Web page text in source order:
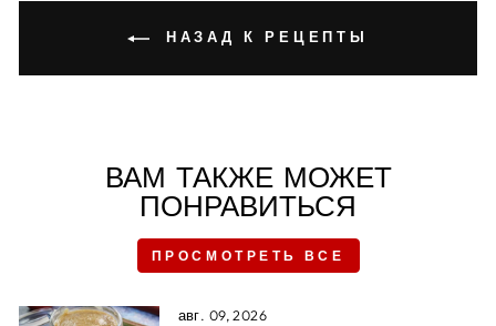
НАЗАД К РЕЦЕПТЫ
ВАМ ТАКЖЕ МОЖЕТ
ПОНРАВИТЬСЯ
ПРОСМОТРЕТЬ ВСЕ
авг. 09, 2026